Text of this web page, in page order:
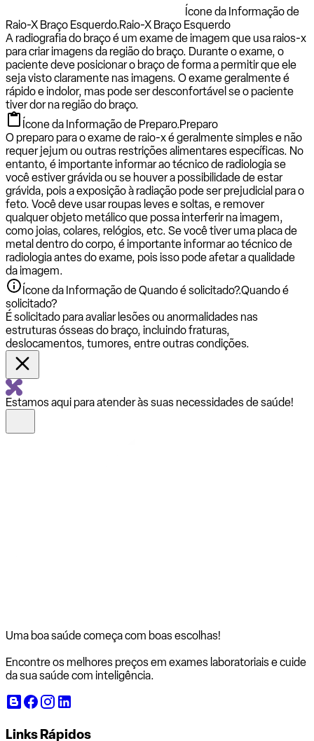
Ícone da Informação de
Raio-X Braço Esquerdo.Raio-X Braço Esquerdo
A radiografia do braço é um exame de imagem que usa raios-x
para criar imagens da região do braço. Durante o exame, o
paciente deve posicionar o braço de forma a permitir que ele
seja visto claramente nas imagens. O exame geralmente é
rápido e indolor, mas pode ser desconfortável se o paciente
tiver dor na região do braço.
Ícone da Informação de Preparo.Preparo
O preparo para o exame de raio-x é geralmente simples e não
requer jejum ou outras restrições alimentares específicas. No
entanto, é importante informar ao técnico de radiologia se
você estiver grávida ou se houver a possibilidade de estar
grávida, pois a exposição à radiação pode ser prejudicial para o
feto. Você deve usar roupas leves e soltas, e remover
qualquer objeto metálico que possa interferir na imagem,
como joias, colares, relógios, etc. Se você tiver uma placa de
metal dentro do corpo, é importante informar ao técnico de
radiologia antes do exame, pois isso pode afetar a qualidade
da imagem.
Ícone da Informação de Quando é solicitado?.Quando é
solicitado?
É solicitado para avaliar lesões ou anormalidades nas
estruturas ósseas do braço, incluindo fraturas,
deslocamentos, tumores, entre outras condições.
Estamos aqui para atender às suas necessidades de saúde!
Uma boa saúde começa com boas escolhas!
Encontre os melhores preços em exames laboratoriais e cuide
da sua saúde com inteligência.
Links Rápidos